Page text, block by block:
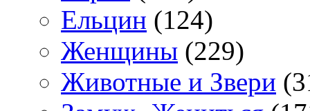
Ельцин (124)
Женщины (229)
Животные и Звери